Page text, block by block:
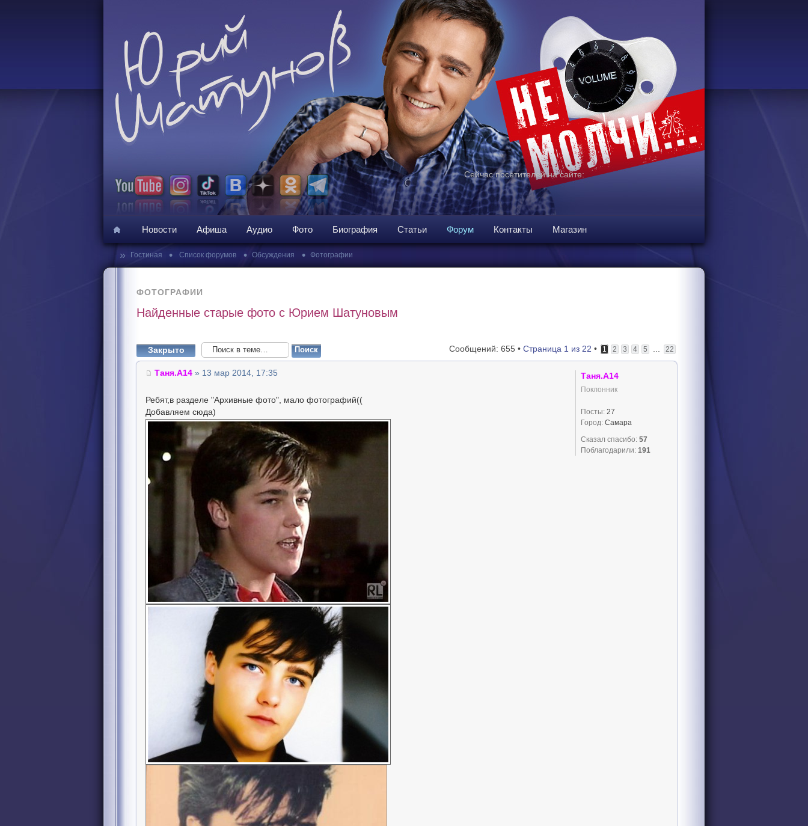
Сейчас посетителей на сайте:
Новости Афиша Аудио Фото Биография Статьи Форум Контакты Магазин
» Гостиная • Список форумов • Обсуждения • Фотографии
ФОТОГРАФИИ
Найденные старые фото с Юрием Шатуновым
Закрыто Сообщений: 655 • Страница 1 из 22 • 1 2 3 4 5 ... 22
Таня.А14 » 13 мар 2014, 17:35
Ребят,в разделе "Архивные фото", мало фотографий((
Добавляем сюда)
Таня.А14
Поклонник
Посты: 27
Город: Самара
Сказал спасибо: 57
Поблагодарили: 191